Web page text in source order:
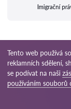
Imigrační
Tento web používá
reklamních sdělení,
se podívat na naši
používáním souborů